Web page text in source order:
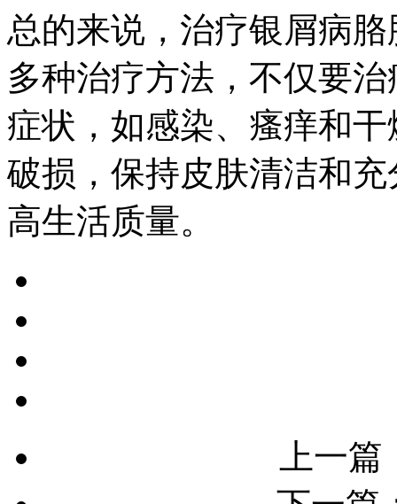
总的来说，治疗银屑病
多种治疗方法，不仅要
症状，如感染、瘙痒和
破损，保持皮肤清洁和
高生活质量。
上一篇